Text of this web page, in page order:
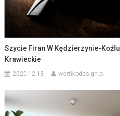
Szycie Firan W Kędzierzynie-
Krawieckie
2020-12-18 wertikodesign.pl